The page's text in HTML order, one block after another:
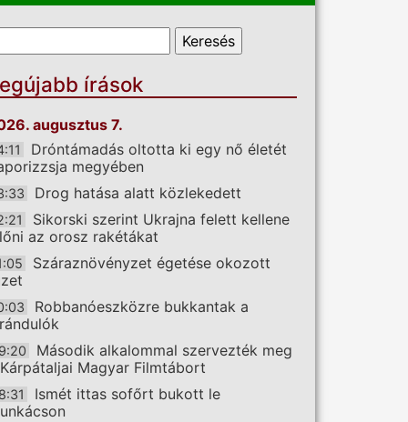
űrlap
írások
augusztus 7.
Dróntámadás oltotta ki egy nő életét
megyében
Drog hatása alatt közlekedett
Sikorski szerint Ukrajna felett kellene
az orosz rakétákat
Száraznövényzet égetése okozott
Robbanóeszközre bukkantak a
Második alkalommal szervezték meg
Magyar Filmtábort
Ismét ittas sofőrt bukott le